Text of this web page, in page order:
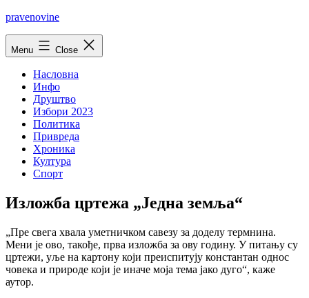
Skip
pravenovine
Menu Close
Насловна
Инфо
Друштво
Избори 2023
Политика
Привреда
Хроника
Култура
Спорт
Изложба цртежа „Једна земља“
„Пре свега хвала уметничком савезу за доделу термнина.
Мени је ово, такође, прва изложба за ову годину. У питању су
цртежи, уље на картону који преиспитују константан однос
човека и природе који је иначе моја тема јако дуго“, каже
аутор.